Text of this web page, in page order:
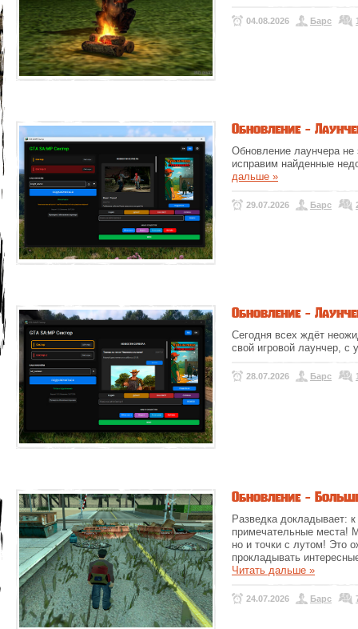
04.08.2026 Барс
Обновление -
Обновление лаунчера
исправим найденные
дальше »
29.07.2026 Барс
Обновление -
Сегодня всех ждёт
свой игровой лаунчер,
28.07.2026 Барс
Обновление -
Разведка докладывает:
примечательные места!
но и точки с лутом! Это
прокладывать
Читать дальше »
24.07.2026 Барс